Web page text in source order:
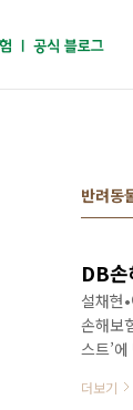
반려동
DB
설채현
손해보
스트’
플루언
더보기